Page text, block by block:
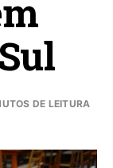
DE LEITURA